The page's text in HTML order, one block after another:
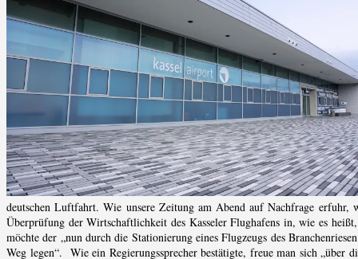
deutschen Luftfahrt. Wie unsere Zeitung am Abend auf Nachfrage
Überprüfung der Wirtschaftlichkeit des Kasseler Flughafens in, wie es
möchte der „nun durch die Stationierung eines Flugzeugs des
Weg legen“. Wie ein Regierungssprecher bestätigte, freue man sich „über